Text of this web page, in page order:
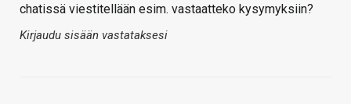
chatissä viestitellään esim. vastaatteko kysymyksiin?
Kirjaudu sisään vastataksesi